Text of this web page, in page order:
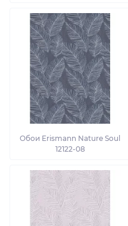
Обои Erismann Nature Soul
12122-08